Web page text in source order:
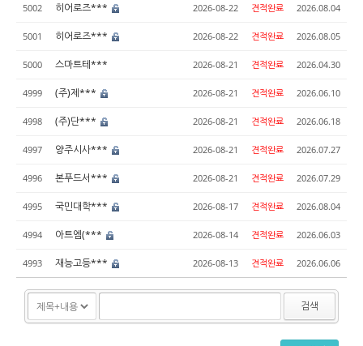
5002 히어로즈*** 2026-08-22 견적완료 2026.08.04
5001 히어로즈*** 2026-08-22 견적완료 2026.08.05
5000 스마트테*** 2026-08-21 견적완료 2026.04.30
4999 (주)제*** 2026-08-21 견적완료 2026.06.10
4998 (주)단*** 2026-08-21 견적완료 2026.06.18
4997 양주시사*** 2026-08-21 견적완료 2026.07.27
4996 본푸드서*** 2026-08-21 견적완료 2026.07.29
4995 국민대학*** 2026-08-17 견적완료 2026.08.04
4994 아트엠(*** 2026-08-14 견적완료 2026.06.03
4993 재능고등*** 2026-08-13 견적완료 2026.06.06
검색